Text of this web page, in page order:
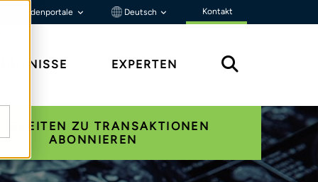
Kundenportale Deutsch Kontakt
EXPERTEN
ZU TRANSAKTIONEN
ABONNIEREN